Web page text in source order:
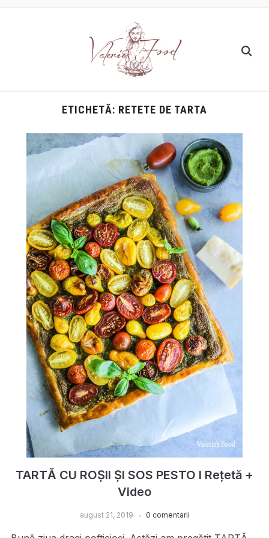
ETICHETĂ: RETETE DE TARTA
TARTĂ CU ROȘII ȘI SOS PESTO I Rețetă +
Video
august 21, 2019 0 comentarii